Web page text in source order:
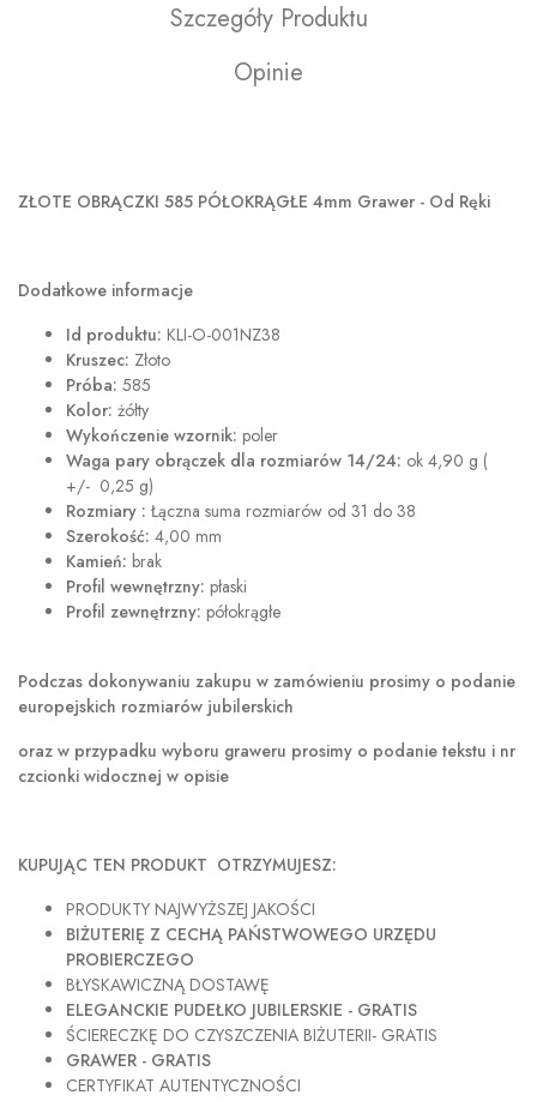
Szczegóły Produktu
Opinie
ZŁOTE OBRĄCZKI 585 PÓŁOKRĄGŁE 4mm Grawer - Od Ręki
Dodatkowe informacje
Id produktu: KLI-O-001NZ38
Kruszec: Złoto
Próba: 585
Kolor: żółty
Wykończenie wzornik: poler
Waga pary obrączek dla rozmiarów 14/24: ok 4,90 g (
+/- 0,25 g)
Rozmiary : Łączna suma rozmiarów od 31 do 38
Szerokość: 4,00 mm
Kamień: brak
Profil wewnętrzny: płaski
Profil zewnętrzny: półokrągłe
Podczas dokonywaniu zakupu w zamówieniu prosimy o podanie
europejskich rozmiarów jubilerskich
oraz w przypadku wyboru graweru prosimy o podanie tekstu i nr
czcionki widocznej w opisie
KUPUJĄC TEN PRODUKT OTRZYMUJESZ:
PRODUKTY NAJWYŻSZEJ JAKOŚCI
BIŻUTERIĘ Z CECHĄ PAŃSTWOWEGO URZĘDU
PROBIERCZEGO
BŁYSKAWICZNĄ DOSTAWĘ
ELEGANCKIE PUDEŁKO JUBILERSKIE - GRATIS
ŚCIERECZKĘ DO CZYSZCZENIA BIŻUTERII- GRATIS
GRAWER - GRATIS
CERTYFIKAT AUTENTYCZNOŚCI